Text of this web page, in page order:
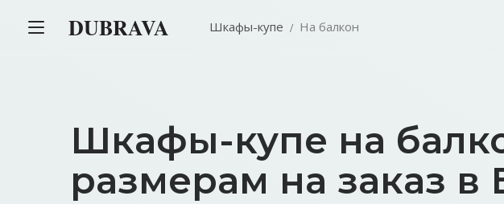
Шкафы-купе на
размерам на заказ в
DUBRAVA Шкафы-купе На балкон